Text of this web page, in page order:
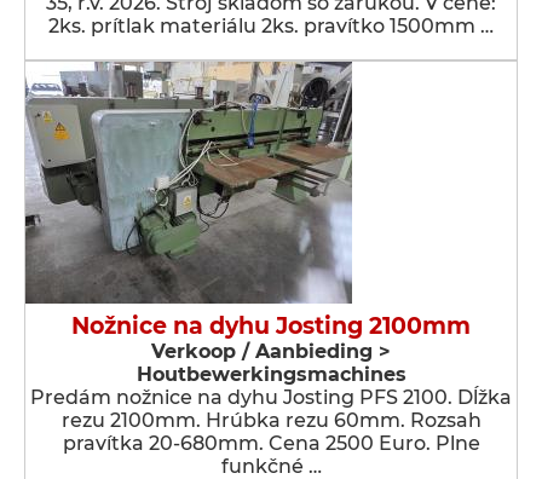
2ks. prítlak materiálu 2ks. pravítko 1500mm …
Nožnice na dyhu Josting 2100mm
Verkoop / Aanbieding >
Houtbewerkingsmachines
Predám nožnice na dyhu Josting PFS 2100. Dĺžka
rezu 2100mm. Hrúbka rezu 60mm. Rozsah
pravítka 20-680mm. Cena 2500 Euro. Plne
funkčné …